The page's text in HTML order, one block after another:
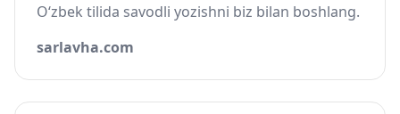
O‘zbek tilida savodli yozishni biz bilan boshlang.
sarlavha.com